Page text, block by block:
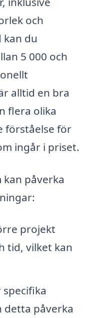
och
kan du
5 000 och
alltid en bra
flera olika
förståelse för
ingår i priset.
påverka
projekt
tid, vilket kan
specifika
detta påverka